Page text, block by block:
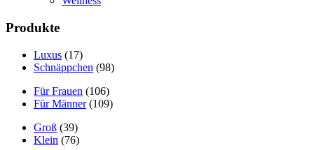
Produkte
Luxus (17)
Schnäppchen (98)
Für Frauen (106)
Für Männer (109)
Groß (39)
Klein (76)